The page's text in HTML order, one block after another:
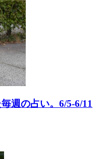
週の占い。6/5-6/11